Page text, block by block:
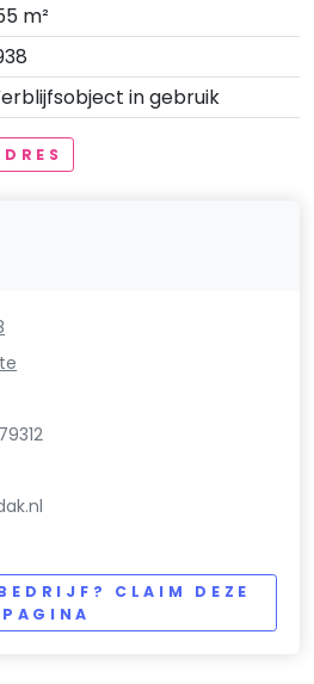
m²
in gebruik
CLAIM DEZE
PAGINA